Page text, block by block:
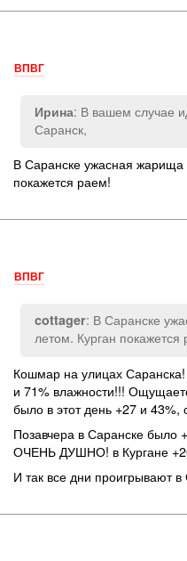
ВПВГ
Ирина: В вашем случае
Саранск,
В Саранске ужасная жарища
покажется раем!
ВПВГ
cottager: В Саранске
летом. Курган покажется
Кошмар на улицах
и 71% влажности!!!
было в этот день +27 и
Позавчера в Саранске
ОЧЕНЬ ДУШНО! в Кургане
И так все дни проигрывают в